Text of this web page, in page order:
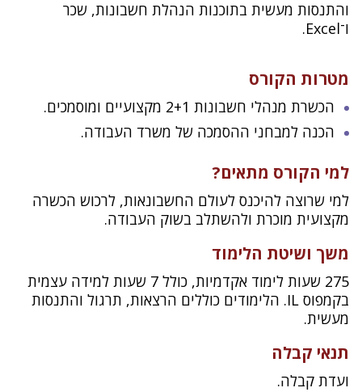
והתנסות מעשית בתוכנות הנהלת חשבונות, שכר
ו־Excel.
מטרות הקורס
הכשרת מנהלי חשבונות 2+1 מקצועיים ומוסמכים.
הכנה למבחני ההסמכה של משרד העבודה.
למי הקורס מתאים?
למי שרוצה להיכנס לעולם החשבונאות, לרכוש הכשרה
מקצועית מוכרת ולהשתלב בשוק העבודה.
משך ושיטת הלימוד
275 שעות לימוד אקדמיות, כולל 7 שעות למידה עצמית
בקמפוס IL. הלימודים כוללים הרצאות, תרגול והתנסות
מעשית.
תנאי קבלה
ועדת קבלה.